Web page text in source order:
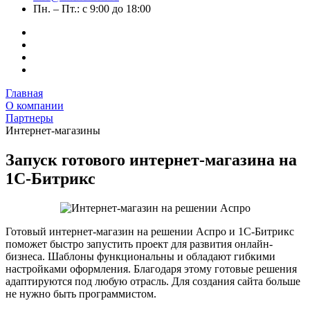
Пн. – Пт.: с 9:00 до 18:00
Главная
О компании
Партнеры
Интернет-магазины
Запуск готового интернет-магазина на
1С-Битрикс
Готовый интернет-магазин на решении Аспро и 1С-Битрикс
поможет быстро запустить проект для развития онлайн-
бизнеса. Шаблоны функциональны и обладают гибкими
настройками оформления. Благодаря этому готовые решения
адаптируются под любую отрасль. Для создания сайта больше
не нужно быть программистом.